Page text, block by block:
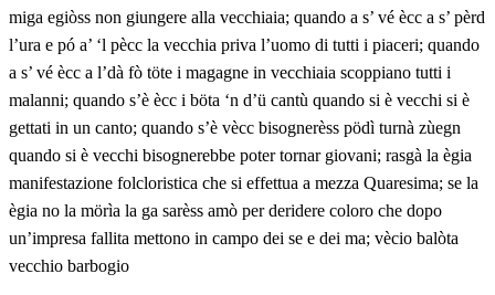
miga egiòss non giungere alla vecchiaia; quando a s’ vé ècc a s’ pèrd
l’ura e pó a’ ‘l pècc la vecchia priva l’uomo di tutti i piaceri; quando
a s’ vé ècc a l’dà fò töte i magagne in vecchiaia scoppiano tutti i
malanni; quando s’è ècc i böta ‘n d’ü cantù quando si è vecchi si è
gettati in un canto; quando s’è vècc bisognerèss pödì turnà zùegn
quando si è vecchi bisognerebbe poter tornar giovani; rasgà la ègia
manifestazione folcloristica che si effettua a mezza Quaresima; se la
ègia no la mörìa la ga sarèss amò per deridere coloro che dopo
un’impresa fallita mettono in campo dei se e dei ma; vècio balòta
vecchio barbogio